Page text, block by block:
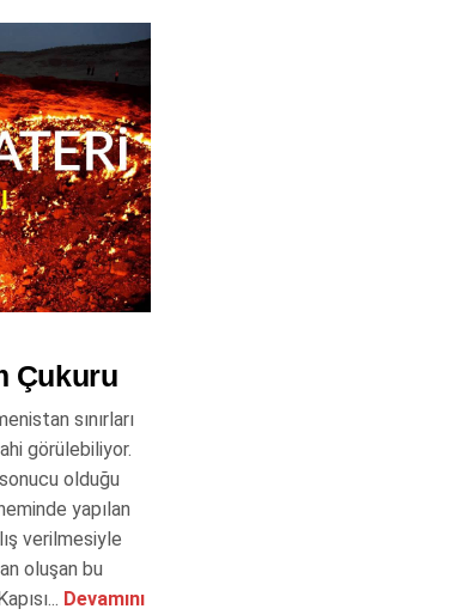
Çukuru
sınırları
görülebiliyor.
olduğu
yapılan
verilmesiyle
oluşan bu
Devamını